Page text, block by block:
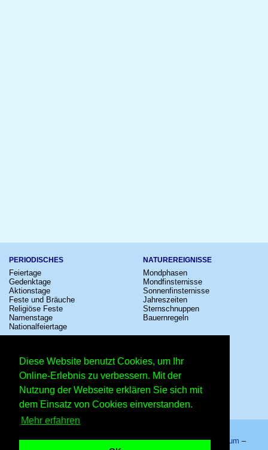
Diese Website benutzt Cookies, um Ihr
Online-Erlebnis zu verbessern. Mit der
Nutzung der Webseite erklären Sie sich mit
dem Einsatz von Cookies einverstanden.
Mehr erfahren
PERIODISCHES
Feiertage
Gedenktage
Aktionstage
Feste und Bräuche
Religiöse Feste
Namenstage
Nationalfeiertage
NATUREREIGNISSE
Mondphasen
Mondfinsternisse
Sonnenfinsternisse
Jahreszeiten
Sternschnuppen
Bauernregeln
Kinostarts
Festivals
Fußball
Comedy
Shows
Sternzeichen
Schalttage
Messen
Erinnerungen
Volksfeste
Startseite–Kalender–Lexikon–App–Sitemap–Impressum –